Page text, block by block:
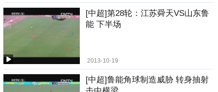
[中超]第28轮：江苏舜天VS山东鲁
能 下半场
2013-10-19
[中超]鲁能角球制造威胁 转身抽射